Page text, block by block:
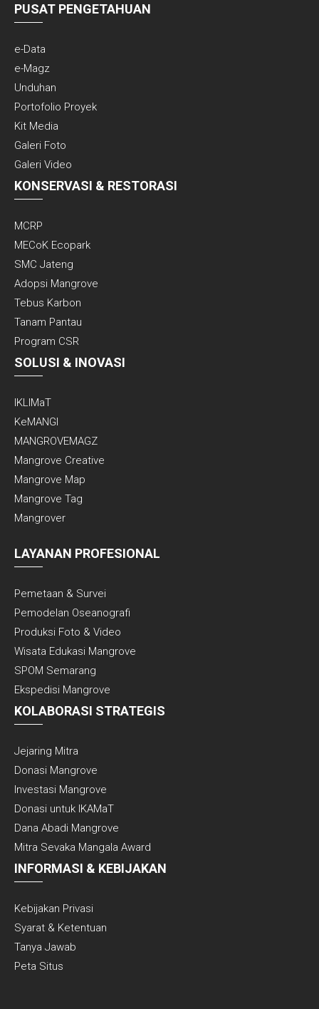
PUSAT PENGETAHUAN
e-Data
e-Magz
Unduhan
Portofolio Proyek
Kit Media
Galeri Foto
Galeri Video
KONSERVASI & RESTORASI
MCRP
MECoK Ecopark
SMC Jateng
Adopsi Mangrove
Tebus Karbon
Tanam Pantau
Program CSR
SOLUSI & INOVASI
IKLIMaT
KeMANGI
MANGROVEMAGZ
Mangrove Creative
Mangrove Map
Mangrove Tag
Mangrover
LAYANAN PROFESIONAL
Pemetaan & Survei
Pemodelan Oseanografi
Produksi Foto & Video
Wisata Edukasi Mangrove
SPOM Semarang
Ekspedisi Mangrove
KOLABORASI STRATEGIS
Jejaring Mitra
Donasi Mangrove
Investasi Mangrove
Donasi untuk IKAMaT
Dana Abadi Mangrove
Mitra Sevaka Mangala Award
INFORMASI & KEBIJAKAN
Kebijakan Privasi
Syarat & Ketentuan
Tanya Jawab
Peta Situs